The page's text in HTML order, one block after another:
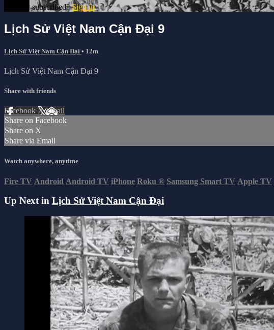
Already subscribed?Sign in
Lịch Sử Việt Nam Cận Đại 9
Lịch Sử Việt Nam Cận Đại • 12m
Lịch Sử Việt Nam Cận Đại 9
Share with friends
Facebook XEmail
Share on Facebook
Share on X
Share via Email
Watch anywhere, anytime
Fire TV Android Android TV iPhone Roku ® Samsung Smart TV Apple TV
Up Next in Lịch Sử Việt Nam Cận Đại